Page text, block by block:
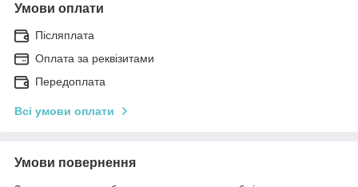
Умови оплати
Післяплата
Оплата за реквізитами
Передоплата
Всі умови оплати
Умови повернення